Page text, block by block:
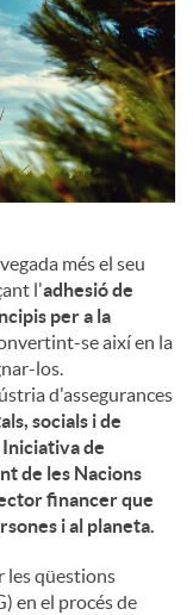
més el seu
l'adhesió de
per a la
se així en la
los.
d'assegurances
socials i de
Iniciativa de
de les Nacions
financer que
i al planeta.
les qüestions
en el procés de